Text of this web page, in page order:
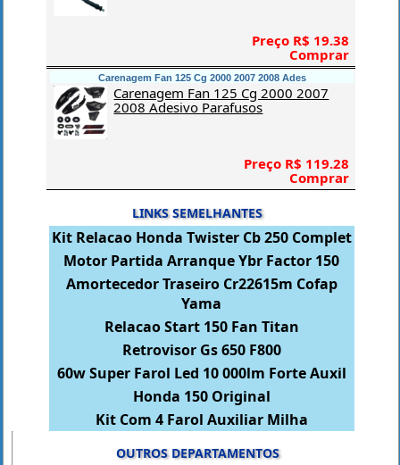
Preço R$ 19.38
Comprar
Carenagem Fan 125 Cg 2000 2007 2008 Ades
Carenagem Fan 125 Cg 2000 2007
2008 Adesivo Parafusos
Preço R$ 119.28
Comprar
LINKS SEMELHANTES
Kit Relacao Honda Twister Cb 250 Complet
Motor Partida Arranque Ybr Factor 150
Amortecedor Traseiro Cr22615m Cofap
Yama
Relacao Start 150 Fan Titan
Retrovisor Gs 650 F800
60w Super Farol Led 10 000lm Forte Auxil
Honda 150 Original
Kit Com 4 Farol Auxiliar Milha
OUTROS DEPARTAMENTOS